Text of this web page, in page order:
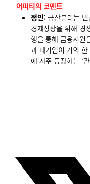
어피티의 코멘트
정인: 금산분리는
경제성장을 위해 경
행을 통해 금융지원
과 대기업이 거의
에 자주 등장하는 ‘